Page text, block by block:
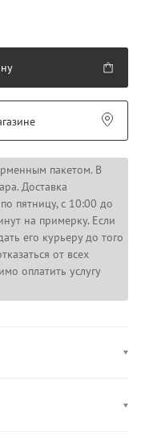
пакетом. В
Доставка
пятницу, с 10:00 до
на примерку. Если
его курьеру до того
от всех
оплатить услугу